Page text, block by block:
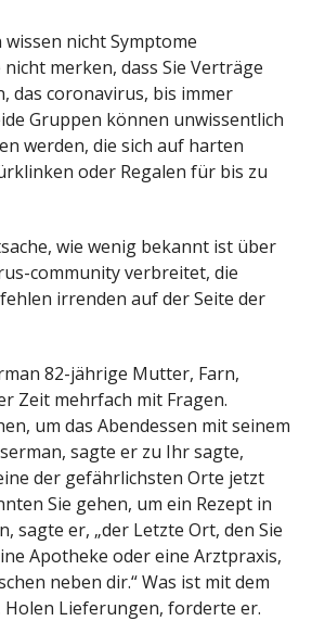
nicht Symptome
merken, dass Sie Verträge
das coronavirus, bis immer
Gruppen können unwissentlich
werden, die sich auf harten
oder Regalen für bis zu
wie wenig bekannt ist über
community verbreitet, die
irrenden auf der Seite der
82-jährige Mutter, Farn,
Zeit mehrfach mit Fragen.
um das Abendessen mit seinem
sagte er zu Ihr sagte,
der gefährlichsten Orte jetzt
Sie gehen, um ein Rezept in
sagte er, „der Letzte Ort, den Sie
Apotheke oder eine Arztpraxis,
neben dir.“ Was ist mit dem
Holen Lieferungen, forderte er.